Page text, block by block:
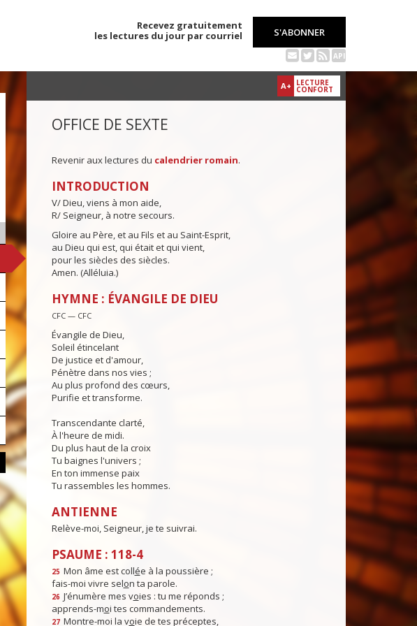
Recevez gratuitement
les lectures du jour par courriel
S'ABONNER
API
A+ LECTURE
CONFORT
OFFICE DE SEXTE
Revenir aux lectures du calendrier romain.
INTRODUCTION
V/ Dieu, viens à mon aide,
R/ Seigneur, à notre secours.
Gloire au Père, et au Fils et au Saint-Esprit,
au Dieu qui est, qui était et qui vient,
pour les siècles des siècles.
Amen. (Alléluia.)
HYMNE : ÉVANGILE DE DIEU
CFC — CFC
Évangile de Dieu,
Soleil étincelant
De justice et d'amour,
Pénètre dans nos vies ;
Au plus profond des cœurs,
Purifie et transforme.
Transcendante clarté,
À l'heure de midi.
Du plus haut de la croix
Tu baignes l'univers ;
En ton immense paix
Tu rassembles les hommes.
ANTIENNE
Relève-moi, Seigneur, je te suivrai.
PSAUME : 118-4
25 Mon âme est collée à la poussière ;
fais-moi vivre selon ta parole.
26 J’énumère mes voies : tu me réponds ;
apprends-moi tes commandements.
27 Montre-moi la voie de tes préceptes,